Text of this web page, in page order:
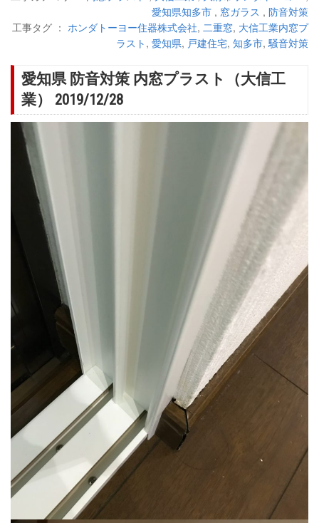
愛知県知多市 , 窓ガラス , 防音対策
工事タグ ： ホンダトーヨー住器株式会社, 二重窓, 大信工業内窓プ
ラスト , 愛知県, 戸建住宅, 知多市,騒音対策
愛知県 防音対策 内窓プラスト（大信工
業） 2019/12/28